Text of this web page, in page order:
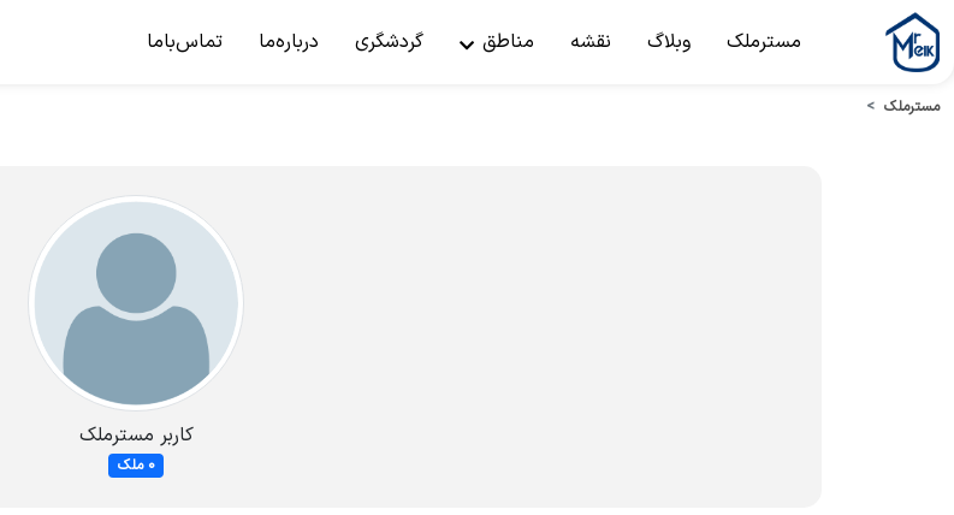
مسترملک وبلاگ نقشه مناطق گردشگری درباره‌ما تماس‌باما
مسترملک
کاربر مسترملک
0 ملک